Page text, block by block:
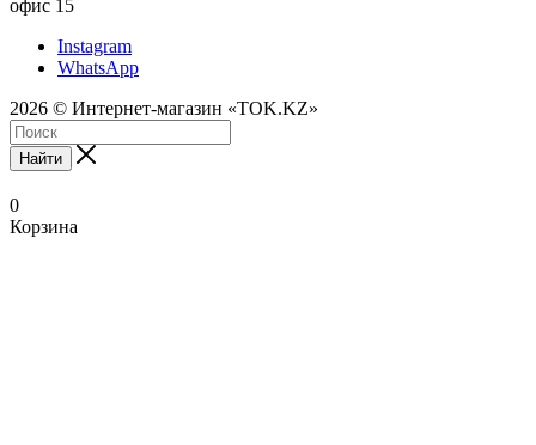
офис 15
Instagram
WhatsApp
2026 © Интернет-магазин «TOK.KZ»
Найти
0
Корзина